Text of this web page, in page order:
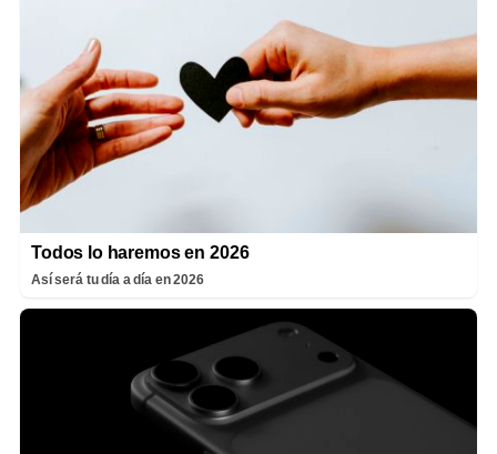
Todos lo haremos en 2026
Así será tu día a día en 2026